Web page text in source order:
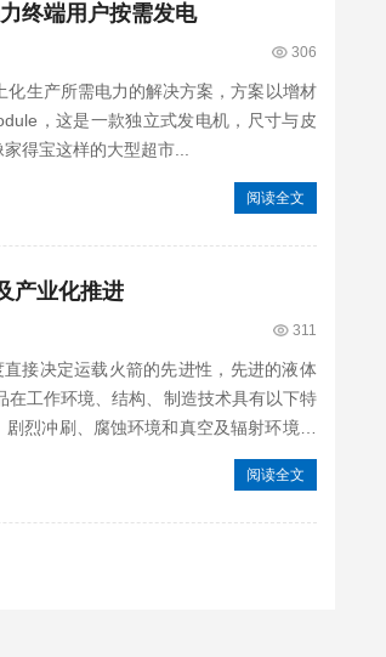
终端用户按需发电
306
生产所需电力的解决方案，方案以增材
，这是一款独立式发电机，尺寸与皮
得宝这样的大型超市...
阅读全文
产业化推进
311
接决定运载火箭的先进性，先进的液体
工作环境、结构、制造技术具有以下特
烈冲刷、腐蚀环境和真空及辐射环境等
阅读全文